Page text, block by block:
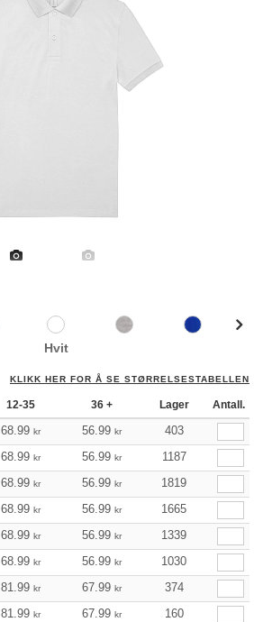
Hvit
KLIKK HER FOR Å SE STØRRELSESTABELLEN
12-35 36 + Lager Antall.
68.99 kr 56.99 kr
403
68.99 kr 56.99 kr
1187
68.99 kr 56.99 kr
1819
68.99 kr 56.99 kr
1665
68.99 kr 56.99 kr
1339
68.99 kr 56.99 kr
1030
81.99 kr 67.99 kr
374
81.99 kr 67.99 kr 160